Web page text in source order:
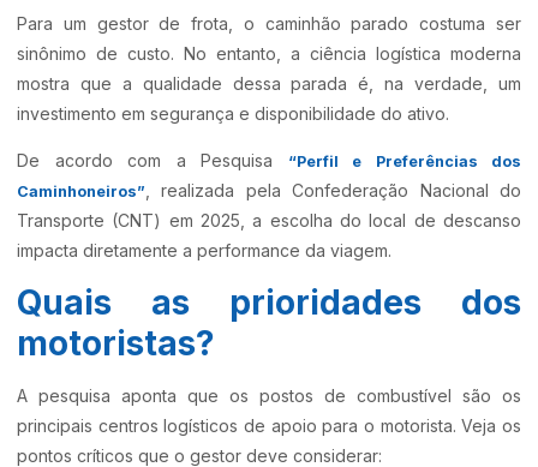
Para um gestor de frota, o caminhão parado costuma ser
sinônimo de custo. No entanto, a ciência logística moderna
mostra que a qualidade dessa parada é, na verdade, um
investimento em segurança e disponibilidade do ativo.
De acordo com a Pesquisa
“Perfil e Preferências dos
Caminhoneiros”
, realizada pela Confederação Nacional do
Transporte (CNT) em 2025, a escolha do local de descanso
impacta diretamente a performance da viagem.
Quais as prioridades dos
motoristas?
A pesquisa aponta que os postos de combustível são os
principais centros logísticos de apoio para o motorista. Veja os
pontos críticos que o gestor deve considerar: